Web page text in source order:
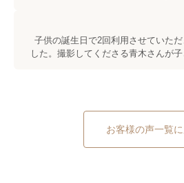
が、すごく楽しく撮影していただき
い友達ができたと思ってるのかなとい
上がりで楽しんでおりました。雨の
ングを見て、希望だったロケーショ
子供の誕生日で2回利用させていた
した。撮影してくださる青木さんが
お客様の声一覧